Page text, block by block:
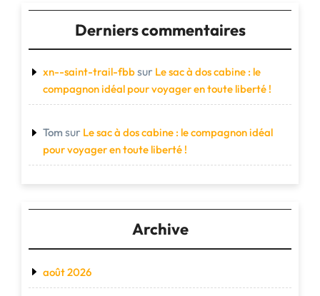
Derniers commentaires
xn--saint-trail-fbbsur Le sac à dos cabine : le
compagnon idéal pour voyager en toute liberté !
Tom sur Le sac à dos cabine : le compagnon idéal
pour voyager en toute liberté !
Archive
août 2026